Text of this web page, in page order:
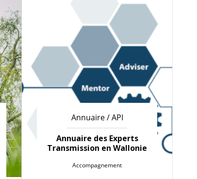
Annuaire / API
Annuaire des Experts
Transmission en Wallonie
Accompagnement